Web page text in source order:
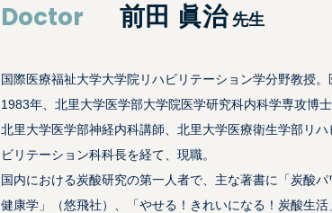
Doctor 前田 眞治先生
国際医療福祉大学大学院リハビリテーション学分野教授。
1983年、北里大学医学部大学院医学研究科内科学専攻博士
北里大学医学部神経内科講師、北里大学医療衛生学部リ
ビリテーション科科長を経て、現職。
国内における炭酸研究の第一人者で、主な著書に「炭酸
健康学」（悠飛社）、「やせる！きれいになる！炭酸生